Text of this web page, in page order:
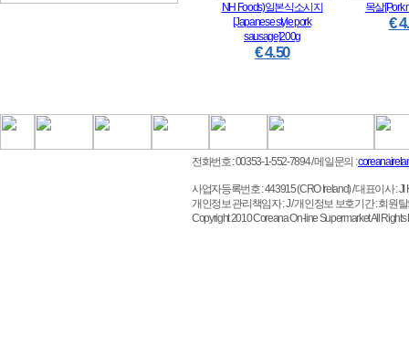
NH Foods)일본식소시지
[Japanese style pork
sausage]200g
€ 4.50
목살[Pork
€
전화번호 : 00353-1-552-7894/ 메일문의 :
사업자등록번호 : 443915 (CRO Ireland)/ 대표이사 : JI
개인정보 관리책임자 : J / 개인정보 보호기간 : 회원
Copyright 2010 Coreana On-line Supermarket All